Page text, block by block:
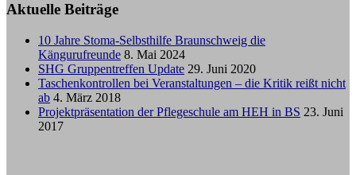
Aktuelle Beiträge
10 Jahre Stoma-Selbsthilfe Braunschweig die
Kängurufreunde 8. Mai 2024
SHG Gruppentreffen Update 29. Juni 2020
Taschenkontrollen bei Veranstaltungen – die Kritik reißt nicht
ab 4. März 2018
Projektpräsentation der Pflegeschule am HEH in BS 23. Juni
2017